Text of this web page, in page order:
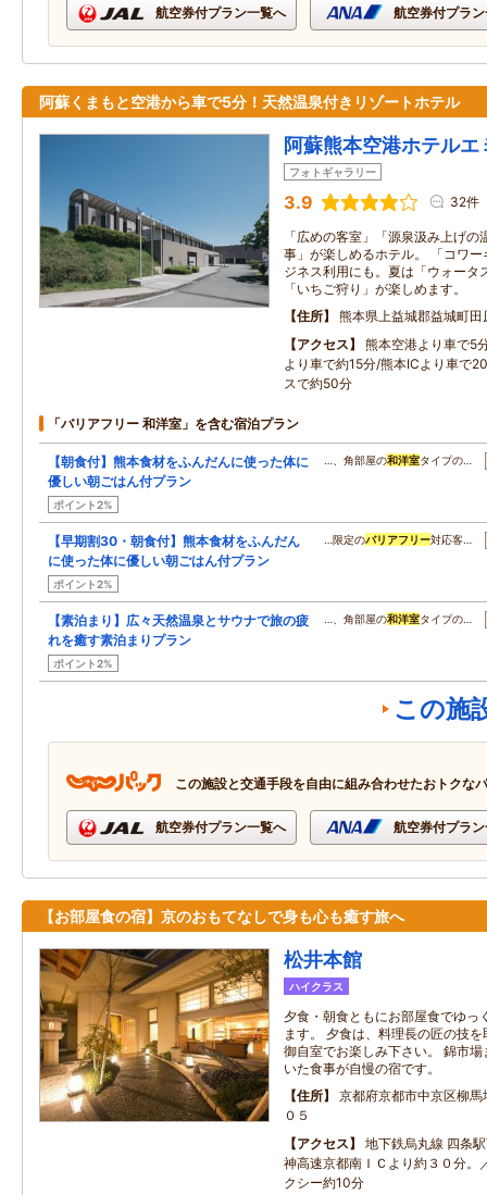
航空券付プラン一覧へ 航空券付プラ
阿蘇くまもと空港から車で5分！天然温泉付きリゾートホテル
阿蘇熊本空港ホテルエ
フォトギャラリー
3.9 32件
「広めの客室」「源泉汲み上げ
事」が楽しめるホテル。 「コワ
ジネス利用にも。夏は「ウォータ
「いちご狩り」が楽しめます。
住所
熊本県上益城郡益城町
アクセス
熊本空港より車で5
より車で約15分/熊本ICより車で
スで約50分
「バリアフリー 和洋室」を含む宿泊プラン
【朝食付】熊本食材をふんだんに使った体に
優しい朝ごはん付プラン
ポイント2%
…、角部屋の和洋室タイプの…
【早期割30・朝食付】熊本食材をふんだん
に使った体に優しい朝ごはん付プラン
ポイント2%
…限定のバリアフリー対応客…
【素泊まり】広々天然温泉とサウナで旅の疲
れを癒す素泊まりプラン
ポイント2%
…、角部屋の和洋室タイプの…
この施
この施設と交通手段を自由に組み合わせたおトクな
航空券付プラン一覧へ 航空券付プラ
【お部屋食の宿】京のおもてなしで身も心も癒す旅へ
松井本館
ハイクラス
夕食・朝食ともにお部屋食でゆっ
ます。 夕食は、料理長の匠の技
御自室でお楽しみ下さい。 錦市
いた食事が自慢の宿です。
住所
京都府京都市中京区柳
０５
アクセス
地下鉄烏丸線 四条
神高速京都南ＩＣより約３０分。
クシー約10分